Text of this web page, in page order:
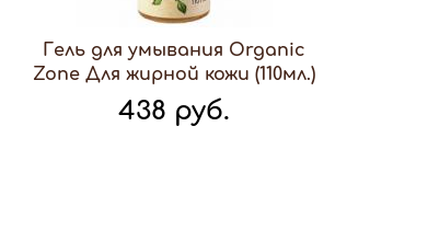
Гель для умывания Organic
Zone Для жирной кожи (110мл.)
438 руб.